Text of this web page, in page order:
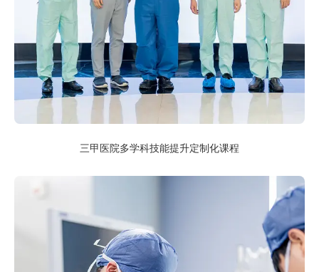
三甲医院多学科技能提升定制化课程